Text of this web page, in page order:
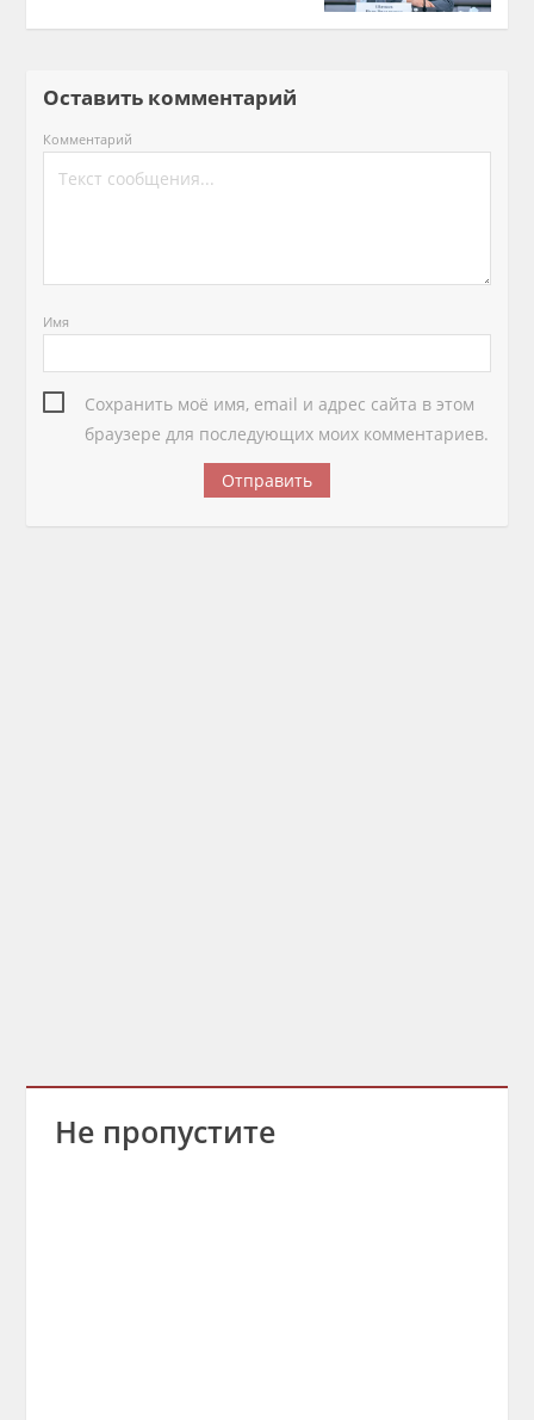
Оставить комментарий
Комментарий
Имя
Сохранить моё имя, email и адрес сайта в этом
браузере для последующих моих комментариев.
Не пропустите